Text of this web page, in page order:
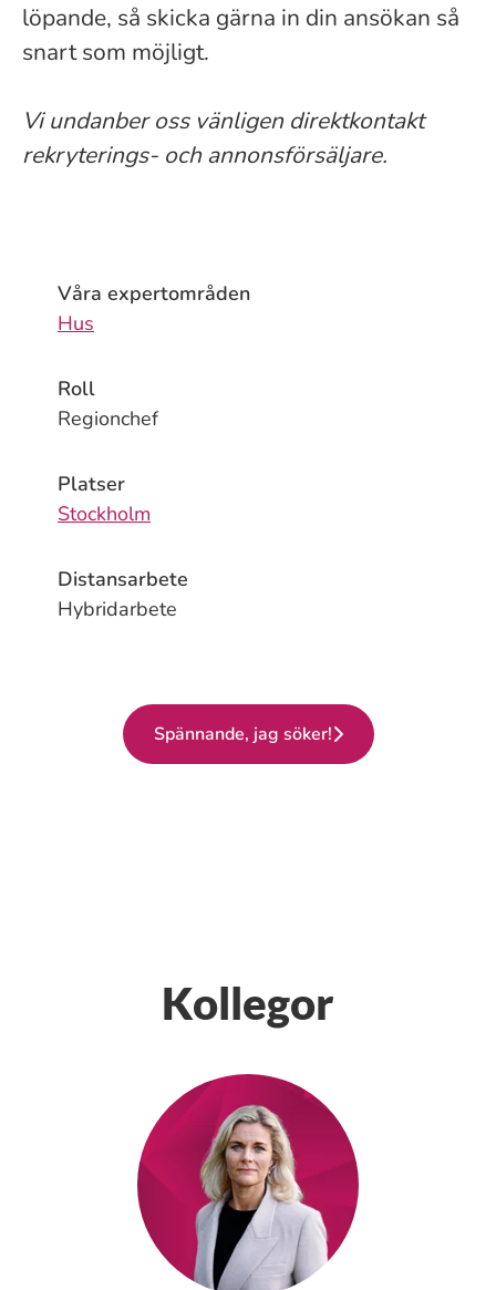
löpande, så skicka gärna in din ansökan så
snart som möjligt.
Vi undanber oss vänligen direktkontakt
rekryterings- och annonsförsäljare.
Våra expertområden
Hus
Roll
Regionchef
Platser
Stockholm
Distansarbete
Hybridarbete
Spännande, jag söker!
Kollegor